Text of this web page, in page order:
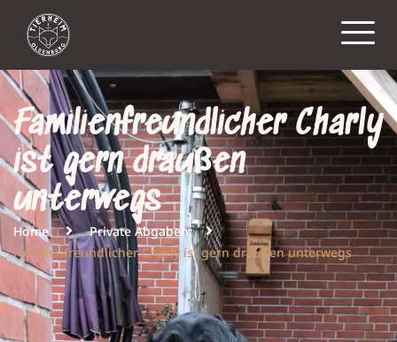
Familienfreundlicher Charly
ist gern draußen
unterwegs
Home
Private Abgaben
Familienfreundlicher Charly ist gern draußen unterwegs